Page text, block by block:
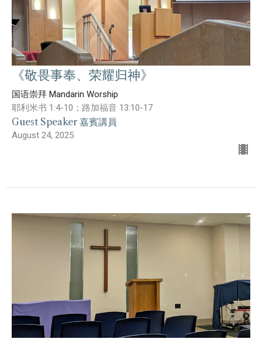
《敬畏事奉、荣耀归神》
国语崇拜 Mandarin Worship
耶利米书 1:4-10；路加福音 13:10-17
Guest Speaker 嘉賓講員
August 24, 2025